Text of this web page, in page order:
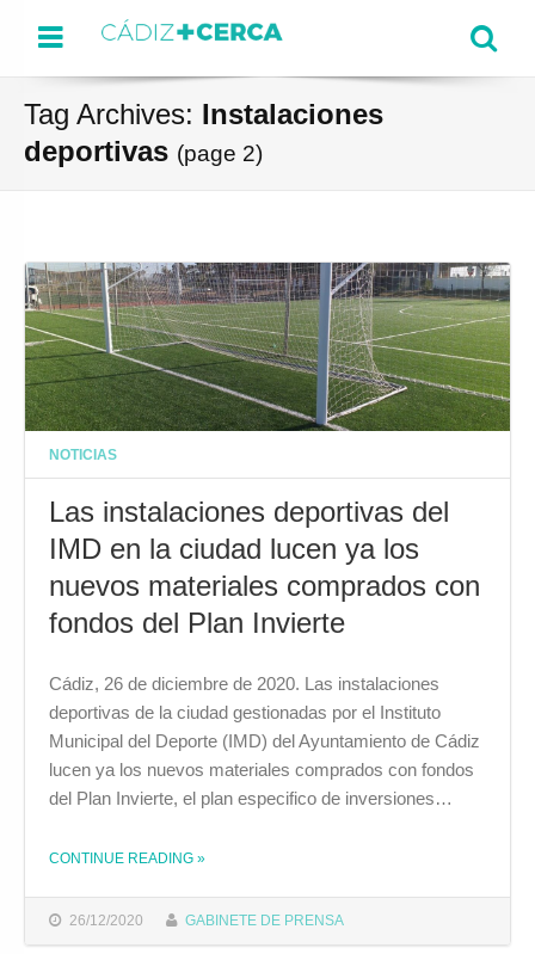
Menu
Tag Archives: Instalaciones
deportivas (page 2)
NOTICIAS
Las instalaciones deportivas del
IMD en la ciudad lucen ya los
nuevos materiales comprados con
fondos del Plan Invierte
26/12/2020 GABINETE DE PRENSA
Cádiz, 26 de diciembre de 2020. Las instalaciones
deportivas de la ciudad gestionadas por el Instituto
Municipal del Deporte (IMD) del Ayuntamiento de Cádiz
lucen ya los nuevos materiales comprados con fondos
del Plan Invierte, el plan especifico de inversiones…
CONTINUE READING THE "LAS INSTALACIONES DEPORTIVAS DEL IMD EN LA CIUDAD LUCEN YA LOS NUEVOS MATERIALES COMPRADOS CON FONDOS DEL PLAN INVIERTE"
»